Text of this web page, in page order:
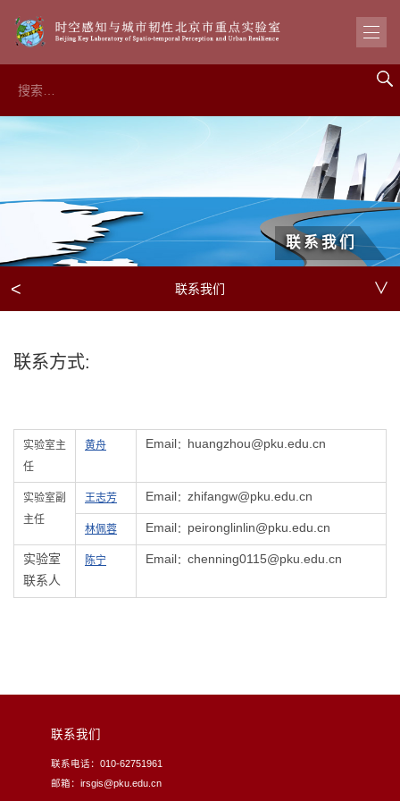
联系我们
< 联系我们 ∨
联系方式:
实验室主
任
黄舟 Email： huangzhou@pku.edu.cn
实验室副
主任
王志芳 Email： zhifangw@pku.edu.cn
林佩蓉 Email： peironglinlin@pku.edu.cn
实验室
联系人
陈宁 Email： chenning0115@pku.edu.cn
联系我们
联系电话：010-62751961
邮箱：irsgis@pku.edu.cn